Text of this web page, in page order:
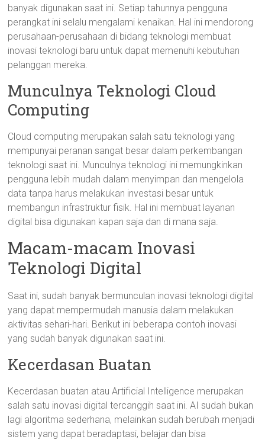
banyak digunakan saat ini. Setiap tahunnya pengguna
perangkat ini selalu mengalami kenaikan. Hal ini mendorong
perusahaan-perusahaan di bidang teknologi membuat
inovasi teknologi baru untuk dapat memenuhi kebutuhan
pelanggan mereka.
Munculnya Teknologi Cloud
Computing
Cloud computing merupakan salah satu teknologi yang
mempunyai peranan sangat besar dalam perkembangan
teknologi saat ini. Munculnya teknologi ini memungkinkan
pengguna lebih mudah dalam menyimpan dan mengelola
data tanpa harus melakukan investasi besar untuk
membangun infrastruktur fisik. Hal ini membuat layanan
digital bisa digunakan kapan saja dan di mana saja.
Macam-macam Inovasi
Teknologi Digital
Saat ini, sudah banyak bermunculan inovasi teknologi digital
yang dapat mempermudah manusia dalam melakukan
aktivitas sehari-hari. Berikut ini beberapa contoh inovasi
yang sudah banyak digunakan saat ini.
Kecerdasan Buatan
Kecerdasan buatan atau Artificial Intelligence merupakan
salah satu inovasi digital tercanggih saat ini. AI sudah bukan
lagi algoritma sederhana, melainkan sudah berubah menjadi
sistem yang dapat beradaptasi, belajar dan bisa